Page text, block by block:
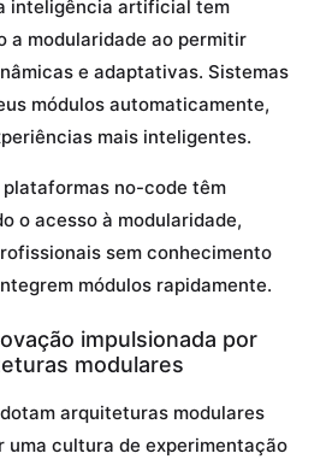
inteligência artificial tem
a modularidade ao permitir
e adaptativas. Sistemas
módulos automaticamente,
mais inteligentes.
plataformas no-code têm
o acesso à modularidade,
sem conhecimento
módulos rapidamente.
impulsionada por
modulares
arquiteturas modulares
uma cultura de experimentação